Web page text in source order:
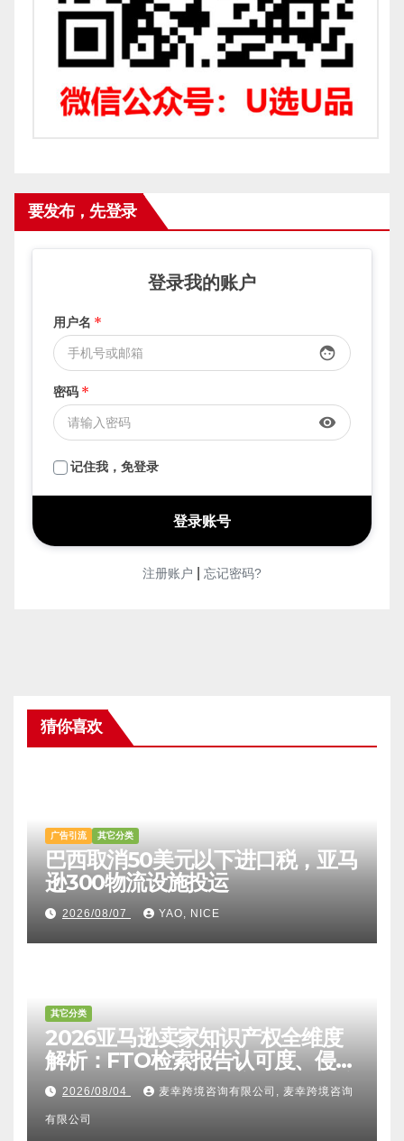
用户名*
face
密码*
visibility
记住我，免登录
广告引流 其它分类
巴西取消50美元以下进口税，亚马
其它分类
2026亚马逊卖家知识产权全维度